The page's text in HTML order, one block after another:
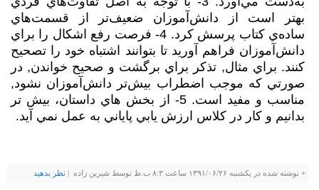
بهتر است از دانش‌آموزان ضعيف‌تر از قسمت‌هاي
ساده‌ي كتاب پرسش كرد. 4- فرصت رفع اشكال را براي
دانش‌آموزان فراهم آوريد تا بتوانند اشتباه خود را تصحيح
كنند. براي مثال, تذكر براي برگشت و صحيح خواندن, در
صورتي كه موجب اضطراب بيش‌تر دانش‌آموزان نشود,
مناسب و مفيد است. 5- از بخش هاي داستان، بيش تر
بدانيم و كار در كلاس ارزش يابي پاياني به عمل نمي آيد.
+ نوشته شده در یکشنبه ۱۳۹۱/۰۶/۲۶ ساعت ۸:۳ ب.ظ توسط شيرين زاده | نظر بدهيد